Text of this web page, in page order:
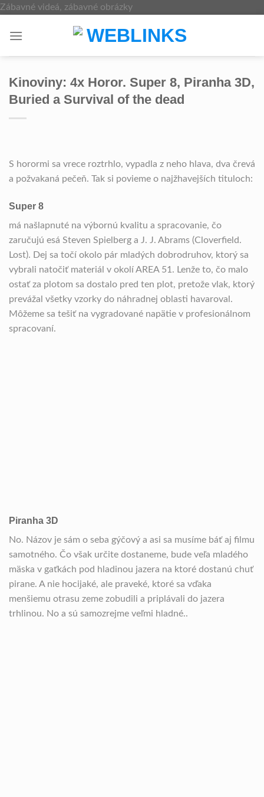
Zábavné videá, zábavné obrázkySkip
content
Kinoviny: 4x Horor. Super 8, Piranha 3D,
Buried a Survival of the dead
S horormi sa vrece roztrhlo, vypadla z neho hlava, dva črevá
a požvakaná pečeň. Tak si povieme o najžhavejších tituloch:
Super 8
má našlapnuté na výbornú kvalitu a spracovanie, čo
zaručujú esá Steven Spielberg a J. J. Abrams (Cloverfield.
Lost). Dej sa točí okolo pár mladých dobrodruhov, ktorý sa
vybrali natočiť materiál v okolí AREA 51. Lenže to, čo malo
ostať za plotom sa dostalo pred ten plot, pretože vlak, ktorý
prevážal všetky vzorky do náhradnej oblasti havaroval.
Môžeme sa tešiť na vygradované napätie v profesionálnom
spracovaní.
Piranha 3D
No. Názov je sám o seba gýčový a asi sa musíme báť aj filmu
samotného. Čo však určite dostaneme, bude veľa mladého
mäska v gaťkách pod hladinou jazera na ktoré dostanú chuť
pirane. A nie hocijaké, ale praveké, ktoré sa vďaka
menšiemu otrasu zeme zobudili a priplávali do jazera
trhlinou. No a sú samozrejme veľmi hladné..